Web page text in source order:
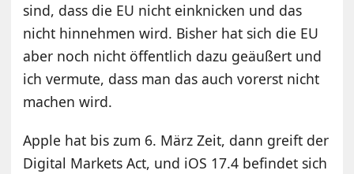
sind, dass die EU nicht einknicken und das
nicht hinnehmen wird. Bisher hat sich die EU
aber noch nicht öffentlich dazu geäußert und
ich vermute, dass man das auch vorerst nicht
machen wird.
Apple hat bis zum 6. März Zeit, dann greift der
Digital Markets Act, und iOS 17.4 befindet sich